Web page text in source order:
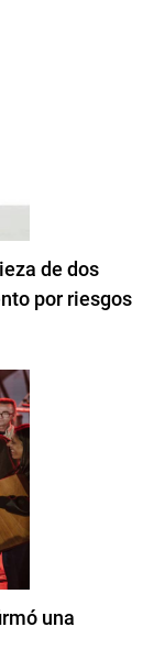
de dos
por riesgos
una